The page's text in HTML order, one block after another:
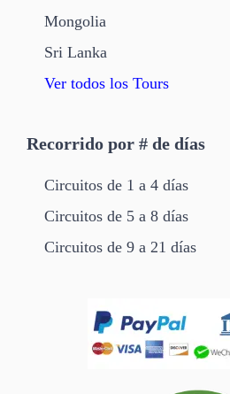
Mongolia
Sri Lanka
Ver todos los Tours
Recorrido por # de días
Circuitos de 1 a 4 días
Circuitos de 5 a 8 días
Circuitos de 9 a 21 días